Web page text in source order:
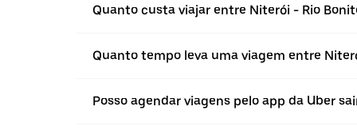
Quanto custa viajar entre Niterói - Rio
Quanto tempo leva uma viagem entre
Posso agendar viagens pelo app da Uber